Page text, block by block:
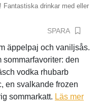
Fantastiska drinkar med eller
SPARA
äppelpaj och vaniljsås.
sommarfavoriter: den
vodka rhubarb
en svalkande frozen
sommarkatt. Läs mer